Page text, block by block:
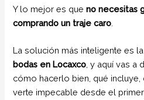
Y lo mejor es queno necesitas
comprando un traje caro
La solución más inteligente es
bodas en Locaxco, y aquí vas a
cómo hacerlo bien, qué
verte impecable desde el